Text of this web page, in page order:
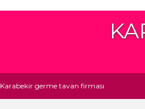
Karabekir germe tavan firması